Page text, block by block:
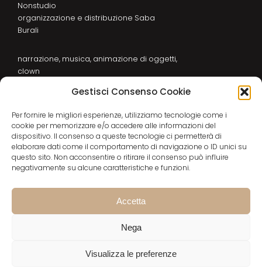
Gestisci Consenso Cookie
Per fornire le migliori esperienze, utilizziamo tecnologie come i
cookie per memorizzare e/o accedere alle informazioni del
dispositivo. Il consenso a queste tecnologie ci permetterà di
elaborare dati come il comportamento di navigazione o ID unici su
questo sito. Non acconsentire o ritirare il consenso può influire
negativamente su alcune caratteristiche e funzioni.
Accetta
Nega
Visualizza le preferenze
Nonstudio
organizzazione e distribuzione Saba
Burali
narrazione, musica, animazione di oggetti,
clown
durata spettacolo: 1h circa
DID YOU LIKE THIS? SHARE IT!